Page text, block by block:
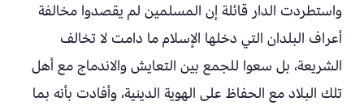
واستطردت الدار قائلة إن المسلمين لم يقصدوا مخالفة
أعراف البلدان التي دخلها الإسلام ما دامت لا تخالف
الشريعة، بل سعوا للجمع بين التعايش والاندماج مع أهل
تلك البلاد مع الحفاظ على الهوية الدينية، وأفادت بأنه بما